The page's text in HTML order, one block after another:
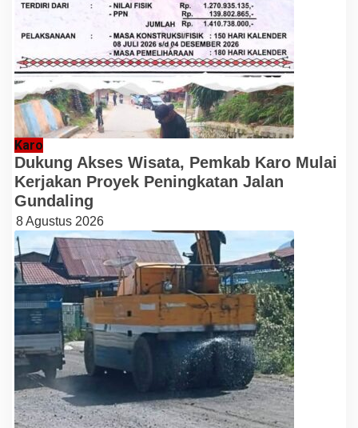
Karo
Dukung Akses Wisata, Pemkab Karo Mulai
Kerjakan Proyek Peningkatan Jalan
Gundaling
8 Agustus 2026